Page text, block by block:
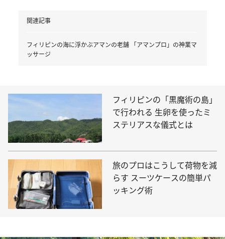
関連記事
フィリピンの海に浮かぶアマンの老舗 「アマンプロ」の神業マ
ッサージ
フィリピンの「黒魔術の島」
で行われる 生卵を使ったミ
ステリアスな儀式とは
旅のプロはこうして荷物を減
らす スーツケースの簡単パ
ッキング術